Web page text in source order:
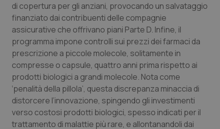
di copertura per gli anziani, provocando un salvataggio
finanziato dai contribuenti delle compagnie
assicurative che offrivano piani Parte D. Infine, il
programma impone controlli sui prezzi dei farmaci da
prescrizione a piccole molecole, solitamente in
compresse o capsule, quattro anni prima rispetto ai
prodotti biologici a grandi molecole. Nota come
‘penalità della pillola’, questa discrepanza minaccia di
distorcere l’innovazione, spingendo gli investimenti
verso costosi prodotti biologici, spesso indicati per il
trattamento di malattie più rare, e allontanandoli dai